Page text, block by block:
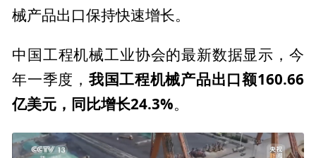
械产品出口保持快速增长。
中国工程机械工业协会的最新数据显示，今
年一季度， 我国工程机械产品出口额160.66
亿美元，同比增长24.3%。